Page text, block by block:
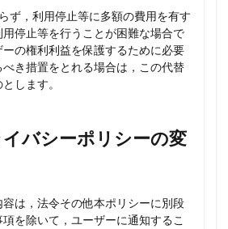
ず，利用停止等に多額の費用を有す
停止等を行うことが困難な場合で
の権利利益を保護するために必要
き措置をとれる場合は，この代替
します。
バシーポリシーの変
は，法令その他本ポリシーに別段
を除いて，ユーザーに通知するこ